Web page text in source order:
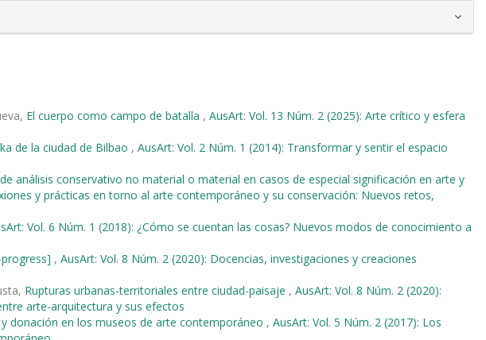
El cuerpo como campo de batalla , AusArt: Vol. 13 Núm. 2 (2025): Arte crítico y esfera
de la ciudad de Bilbao , AusArt: Vol. 2 Núm. 1 (2014): Transformar y sentir el espacio
análisis conservativo no material o material en casos de especial significación en arte y
y prácticas en torno al arte contemporáneo y su conservación: Nuevos retos,
Vol. 6 Núm. 1 (2018): ¿Cómo se cuentan las cosas? Nuevos modos de conocimiento a
, AusArt: Vol. 8 Núm. 2 (2020): Docencias, investigaciones y creaciones
Rupturas urbanas-territoriales entre ciudad-paisaje , AusArt: Vol. 8 Núm. 2 (2020):
arte-arquitectura y sus efectos
donación en los museos de arte contemporáneo , AusArt: Vol. 5 Núm. 2 (2017): Los